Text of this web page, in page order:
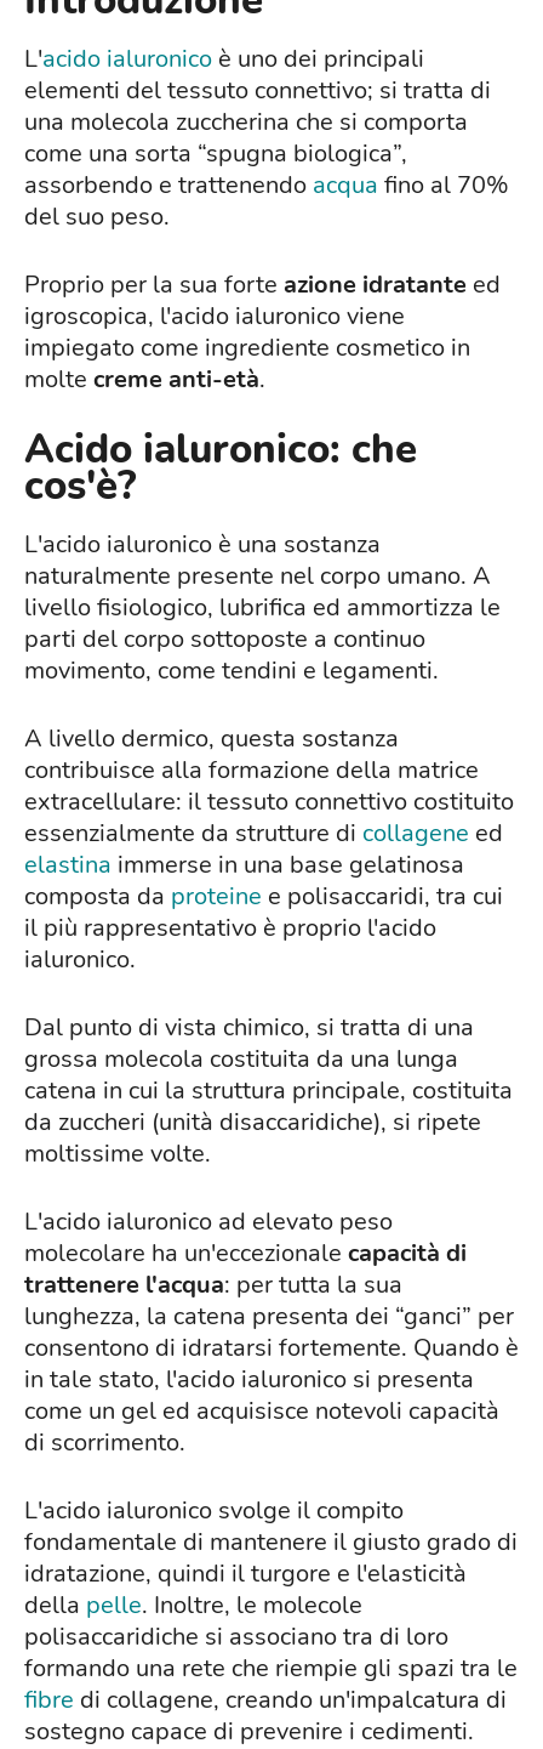
L'acido ialuronico è uno dei principali
elementi del tessuto connettivo; si tratta di
una molecola zuccherina che si comporta
come una sorta “spugna biologica”,
assorbendo e trattenendo acqua fino al 70%
del suo peso.
Proprio per la sua forte azione idratante ed
igroscopica, l'acido ialuronico viene
impiegato come ingrediente cosmetico in
molte creme anti-età.
Acido ialuronico: che
cos'è?
L'acido ialuronico è una sostanza
naturalmente presente nel corpo umano. A
livello fisiologico, lubrifica ed ammortizza le
parti del corpo sottoposte a continuo
movimento, come tendini e legamenti.
A livello dermico, questa sostanza
contribuisce alla formazione della matrice
extracellulare: il tessuto connettivo costituito
essenzialmente da strutture di collagene ed
elastina immerse in una base gelatinosa
composta da proteine e polisaccaridi, tra cui
il più rappresentativo è proprio l'acido
ialuronico.
Dal punto di vista chimico, si tratta di una
grossa molecola costituita da una lunga
catena in cui la struttura principale, costituita
da zuccheri (unità disaccaridiche), si ripete
moltissime volte.
L'acido ialuronico ad elevato peso
molecolare ha un'eccezionale capacità di
trattenere l'acqua: per tutta la sua
lunghezza, la catena presenta dei “ganci” per
consentono di idratarsi fortemente. Quando è
in tale stato, l'acido ialuronico si presenta
come un gel ed acquisisce notevoli capacità
di scorrimento.
L'acido ialuronico svolge il compito
fondamentale di mantenere il giusto grado di
idratazione, quindi il turgore e l'elasticità
della pelle. Inoltre, le molecole
polisaccaridiche si associano tra di loro
formando una rete che riempie gli spazi tra le
fibre di collagene, creando un'impalcatura di
sostegno capace di prevenire i cedimenti.